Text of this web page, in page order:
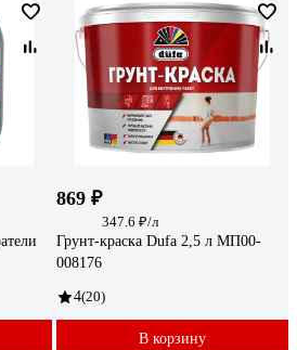
869 ₽
347.6 ₽/л
Грунт-краска Dufa 2,5 л МП00-
008176
4(20)
В корзину